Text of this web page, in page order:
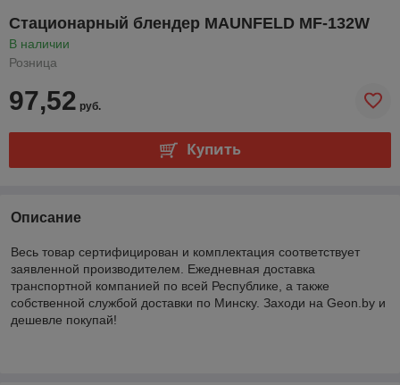
Стационарный блендер MAUNFELD MF-132W
В наличии
Розница
97,52 руб.
Купить
Описание
Весь товар сертифицирован и комплектация соответствует
заявленной производителем. Ежедневная доставка
транспортной компанией по всей Республике, а также
собственной службой доставки по Минску. Заходи на Geon.by и
дешевле покупай!